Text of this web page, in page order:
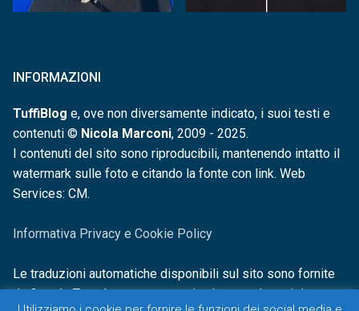
INFORMAZIONI
TuffiBlog e, ove non diversamente indicato, i suoi testi e
contenuti © Nicola Marconi, 2009 - 2025.
I contenuti del sito sono riproducibili, mantenendo intatto il
watermark sulle foto e citando la fonte con link. Web
Services: CM.
Informativa Privacy e Cookie Policy
Le traduzioni automatiche disponibili sul sito sono fornite
da Google Translate e non sono in alcun modo revisionate o